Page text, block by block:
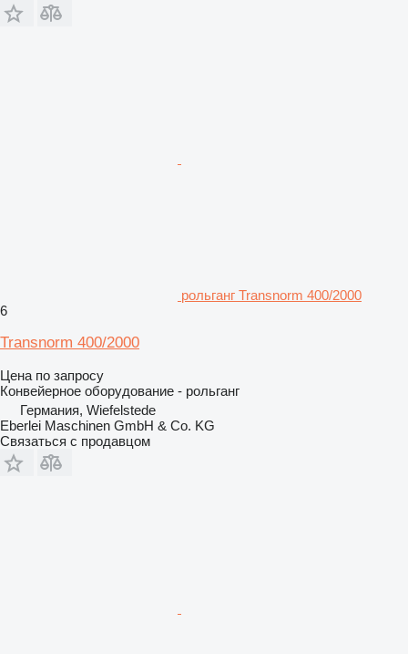
рольганг Transnorm 400/2000
6
Transnorm 400/2000
Цена по запросу
Конвейерное оборудование - рольганг
Германия, Wiefelstede
Eberlei Maschinen GmbH & Co. KG
Связаться с продавцом